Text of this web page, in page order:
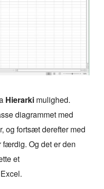
Hierarki mulighed.
diagrammet med
og fortsæt derefter med
færdig. Og det er den
et